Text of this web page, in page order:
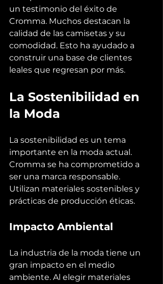
un testimonio del éxito de
Cromma. Muchos destacan la
calidad de las camisetas y su
comodidad. Esto ha ayudado a
construir una base de clientes
leales que regresan por más.
La Sostenibilidad en
la Moda
La sostenibilidad es un tema
importante en la moda actual.
Cromma se ha comprometido a
ser una marca responsable.
Utilizan materiales sostenibles y
prácticas de producción éticas.
Impacto Ambiental
La industria de la moda tiene un
gran impacto en el medio
ambiente. Al elegir materiales